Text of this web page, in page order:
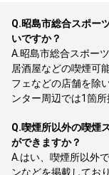
Q.昭島市総合スポー
いですか？
A. 昭島市総合スポー
居酒屋などの喫煙可
フェなどの店舗を除
ンター周辺では1箇
Q.喫煙所以外の喫煙
ができますか？
A. はい、喫煙所以外
ンなどを掲載してお